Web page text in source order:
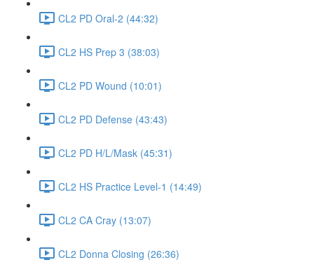
CL2 PD Oral-2 (44:32)
CL2 HS Prep 3 (38:03)
CL2 PD Wound (10:01)
CL2 PD Defense (43:43)
CL2 PD H/L/Mask (45:31)
CL2 HS Practice Level-1 (14:49)
CL2 CA Cray (13:07)
CL2 Donna Closing (26:36)